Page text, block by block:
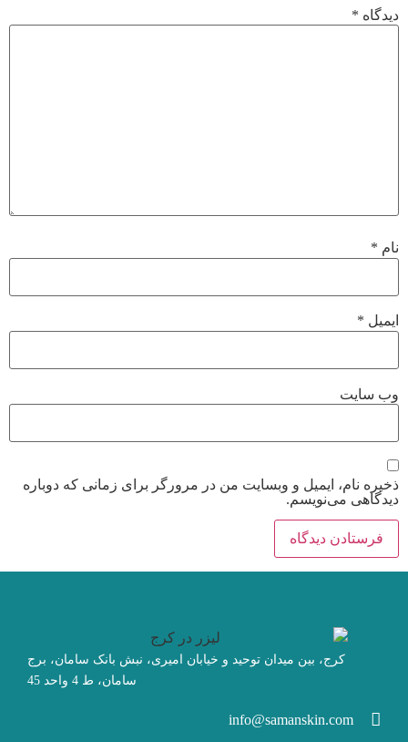
دیدگاه *
نام *
ایمیل *
وب‌ سایت
ذخیره نام، ایمیل و وبسایت من در مرورگر برای زمانی که دوباره
دیدگاهی می‌نویسم.
کرج، بین میدان توحید و خیابان امیری، نبش بانک سامان، برج
سامان، ط 4 واحد 45
info@samanskin.com